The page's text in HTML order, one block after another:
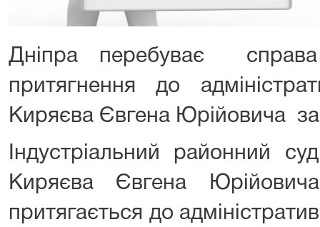
Дніпра перебуває
притягнення до
Киряєва Євгена Юрійовича
Індустріальний районний
Киряєва Євгена
притягається до